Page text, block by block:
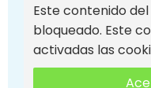
Este contenido
bloqueado. Este
activadas las